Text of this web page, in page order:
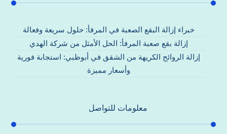
خبراء إزالة البقع الصعبة في المرفأ: حلول سريعة وفعالة
إزالة بقع صعبة المرفأ: الحل الأمثل من شركة الهدي
إزالة الروائح الكريهة من الشقق في أبوظبي: استجابة فورية
وأسعار مميزة
معلومات للتواصل